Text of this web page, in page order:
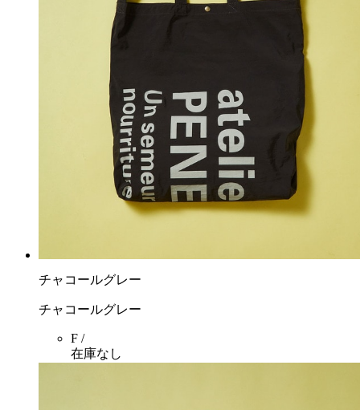
チャコールグレー
チャコールグレー
F /
在庫なし